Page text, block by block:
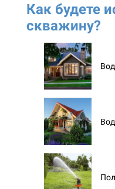
Как будете
скважину?